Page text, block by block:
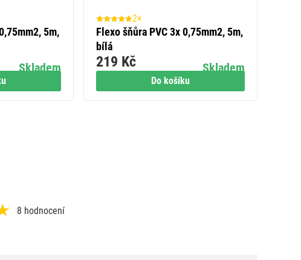
5m,
Skladem
Do košíku
2×
Flexo šňůra PVC 3x 0,75mm2, 5m,
bílá
Skladem
219 Kč
8 hodnocení